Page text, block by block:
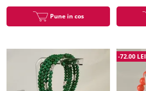
Pune in cos
-72.00 LEI